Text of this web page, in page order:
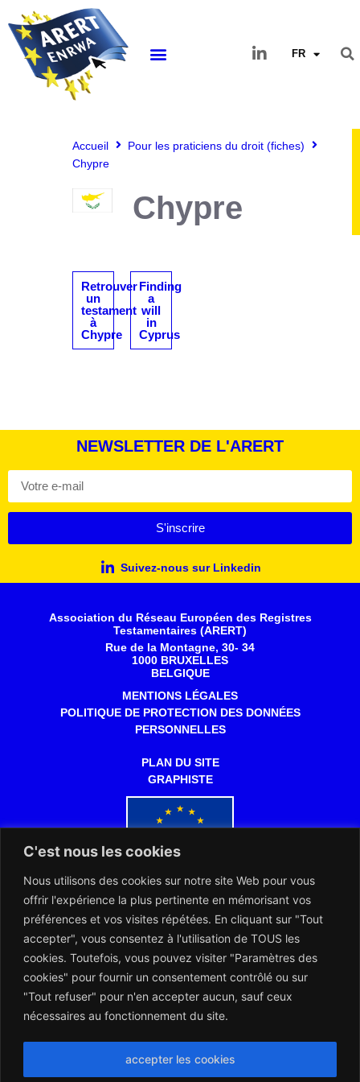
C'est nous les cookies
Nous utilisons des cookies sur notre site Web pour vous
offrir l'expérience la plus pertinente en mémorisant vos
préférences et vos visites répétées. En cliquant sur "Tout
accepter", vous consentez à l'utilisation de TOUS les
cookies. Toutefois, vous pouvez visiter "Paramètres des
cookies" pour fournir un consentement contrôlé ou sur
"Tout refuser" pour n'en accepter aucun, sauf ceux
nécessaires au fonctionnement du site.
accepter les cookies
FR
Accueil
Pour les praticiens du droit (fiches)
Chypre
Chypre
Retrouver
un
testament
à
Chypre
Finding
a
will
in
Cyprus
NEWSLETTER DE L'ARERT
S'inscrire
Suivez-nous sur Linkedin
Association du Réseau Européen des Registres
Testamentaires (ARERT)
Rue de la Montagne, 30- 34
1000 BRUXELLES
BELGIQUE
MENTIONS LÉGALES
POLITIQUE DE PROTECTION DES DONNÉES
PERSONNELLES
PLAN DU SITE
GRAPHISTE
Co-financé par l'Union européenne
L’ARERT et les Notaires d’Europe collaborent dans l’intérêt des
citoyens européens